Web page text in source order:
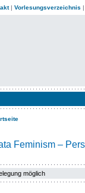
| Vorlesungsverzeichnis
Feminism –
möglich